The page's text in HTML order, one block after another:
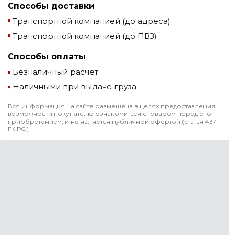
Способы доставки
Транспортной компанией (до адреса)
Транспортной компанией (до ПВЗ)
Способы оплаты
Безналичный расчет
Наличными при выдаче груза
Вся информация на сайте размещена в целях предоставления
возможности покупателю ознакомиться с товаром перед его
приобретением, и не является публичной офертой (статья 437
ГК РФ).